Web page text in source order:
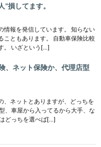
損してます。
情報を発信しています。 知らない
こともあります。 自動車保険比較
。 いざという[…]
、ネット保険か、代理店型
、ネットとありますが、どっちを
、車屋から入ってるから大手、な
どっちを選べば[…]